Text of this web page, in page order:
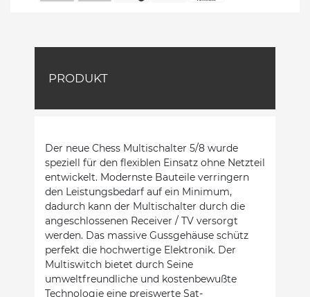
PRODUKT
Der neue Chess Multischalter 5/8 wurde
speziell für den flexiblen Einsatz ohne Netzteil
entwickelt. Modernste Bauteile verringern
den Leistungsbedarf auf ein Minimum,
dadurch kann der Multischalter durch die
angeschlossenen Receiver / TV versorgt
werden. Das massive Gussgehäuse schütz
perfekt die hochwertige Elektronik. Der
Multiswitch bietet durch Seine
umweltfreundliche und kostenbewußte
Technologie eine preiswerte Sat-